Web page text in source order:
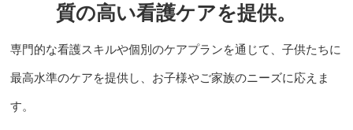
質の高い看護ケアを提供。
専門的な看護スキルや個別のケアプランを通じて、子供たちに
最高水準のケアを提供し、お子様やご家族のニーズに応えま
す。